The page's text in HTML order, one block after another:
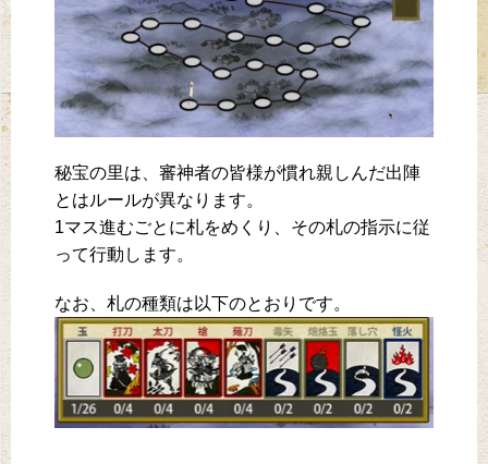
秘宝の里は、審神者の皆様が慣れ親しんだ出陣
とはルールが異なります。
1マス進むごとに札をめくり、その札の指示に従
って行動します。
なお、札の種類は以下のとおりです。